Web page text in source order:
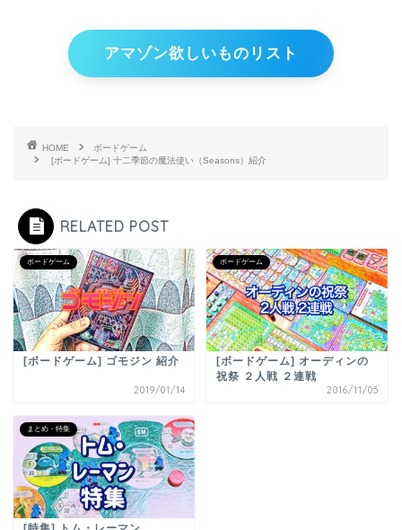
アマゾン欲しいものリスト
HOME
ボードゲーム
[ボードゲーム] 十二季節の魔法使い（Seasons）紹介
RELATED POST
ボードゲーム
[ボードゲーム] ゴモジン 紹介
2019/01/14
ボードゲーム
[ボードゲーム] オーディンの
祝祭 ２人戦 ２連戦
2016/11/05
まとめ・特集